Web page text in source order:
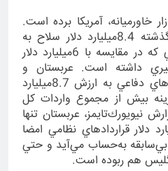
خاورميانه، آمريكا برده است.
شركت‌هاي آمريكايي سال گذشته 8.4ميليارد دلار سلاح به
اين منطقه فروخته‌اند؛ رقمي كه در مقايسه با 6ميليارد دلار
چشمگيري داشته است. عربستان و
امارات سال گذشته سيستم‌هاي دفاعي به ارزش 8.7ميليارد
بيش از مجموع واردات كل
نيويورك‌تايمز، عربستان تنها
گذشته 80ميليارد دلار قراردادهاي نظامي امضا
بي‌سابقه به‌حساب مي‌آيد و حتي
هم ربوده است.